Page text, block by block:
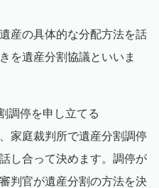
産の具体的な分配方法を話
を遺産分割協議といいま
調停を申し立てる
家庭裁判所で遺産分割調停
し合って決めます。調停が
判官が遺産分割の方法を決